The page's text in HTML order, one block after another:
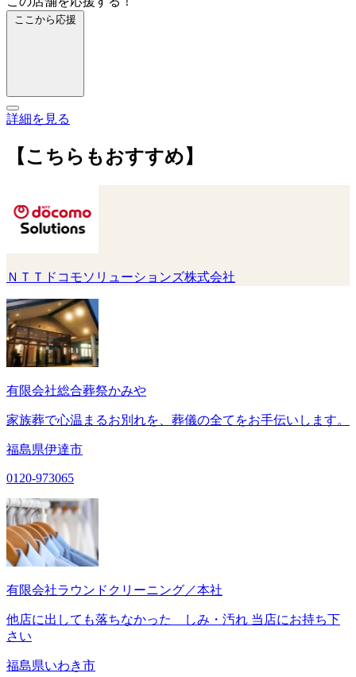
ここから応援
詳細を見る
【こちらもおすすめ】
ＮＴＴドコモソリューションズ株式会社
有限会社総合葬祭かみや
家族葬で心温まるお別れを、葬儀の全てをお手伝いします。
福島県伊達市
0120-973065
有限会社ラウンドクリーニング／本社
他店に出しても落ちなかった しみ・汚れ 当店にお持ち下
さい
福島県いわき市